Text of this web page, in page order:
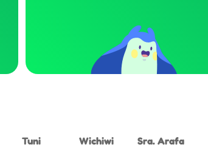
Tuni Wichiwi Sra. Arafa